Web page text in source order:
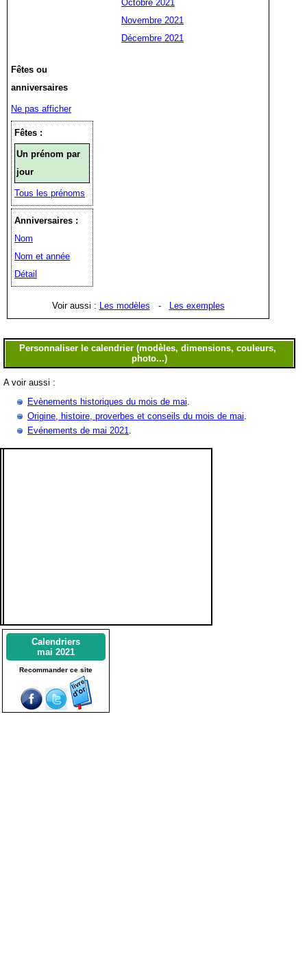
Octobre 2021
Novembre 2021
Décembre 2021
Fêtes ou
anniversaires
Ne pas afficher
Fêtes :
Un prénom par
jour
Tous les prénoms
Anniversaires :
Nom
Nom et année
Détail
Voir aussi : Les modèles - Les exemples
A voir aussi :
Evènements historiques du mois de mai.
Origine, histoire, proverbes et conseils du mois de mai.
Evénements de mai 2021.
Calendriers
mai 2021
Recommander ce site